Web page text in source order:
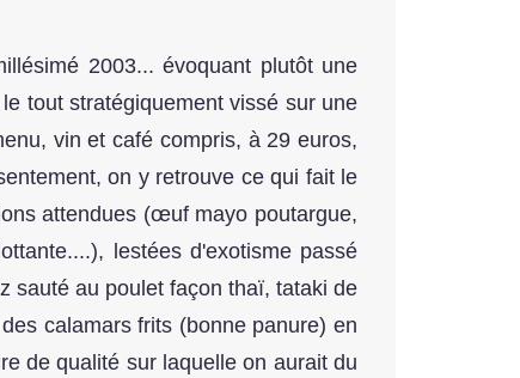
2003... évoquant plutôt une
tout stratégiquement vissé sur une
vin et café compris, à 29 euros,
on y retrouve ce qui fait le
attendues (œuf mayo poutargue,
lestées d'exotisme passé
sauté au poulet façon thaï, tataki de
calamars frits (bonne panure) en
de qualité sur laquelle on aurait du